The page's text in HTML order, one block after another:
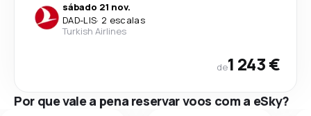
sábado 21 nov.
DAD-LIS· 2 escalas
Turkish Airlines
de1 243 €
Por que vale a pena reservar voos com a eSky?